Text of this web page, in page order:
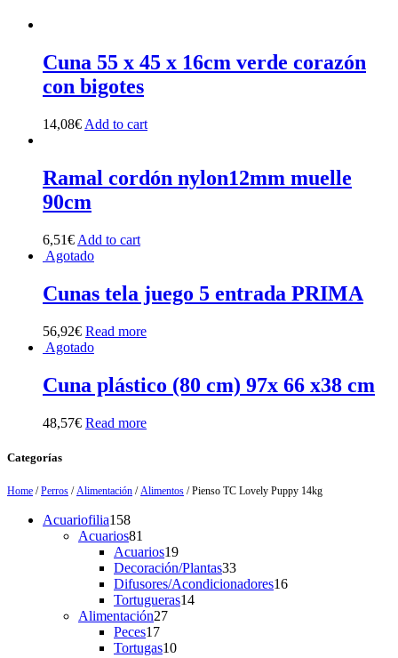
Cuna 55 x 45 x 16cm verde corazón
con bigotes
14,08€ Add to cart
Ramal cordón nylon12mm muelle
90cm
6,51€ Add to cart
Agotado
Cunas tela juego 5 entrada PRIMA
56,92€ Read more
Agotado
Cuna plástico (80 cm) 97x 66 x38 cm
48,57€ Read more
Categorías
Home /Perros /Alimentación /Alimentos / Pienso TC Lovely Puppy 14kg
Acuariofilia158158
products
Acuarios81
products
Acuarios1919
products
Decoración/Plantas3333
products
Difusores/Acondicionadores1616
Tortugueras1414
Alimentación2727
Peces1717
products
Tortugas1010